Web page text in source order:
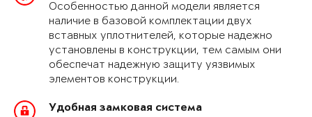
Особенностью данной модели является
наличие в базовой комплектации двух
вставных уплотнителей, которые надежно
установлены в конструкции, тем самым они
обеспечат надежную защиту уязвимых
элементов конструкции.
Удобная замковая система